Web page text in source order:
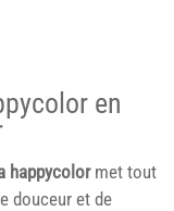
en
happycolormet tout
douceur et de